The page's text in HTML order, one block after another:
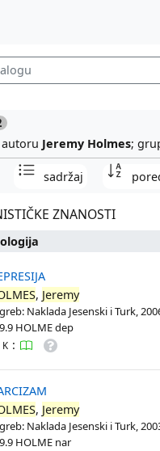
Jeremy Holmes;
sadržaj
ZNANOSTI
, Jeremy
Naklada Jesenski i Turk,
HOLME dep
K :
, Jeremy
Naklada Jesenski i Turk,
HOLME nar